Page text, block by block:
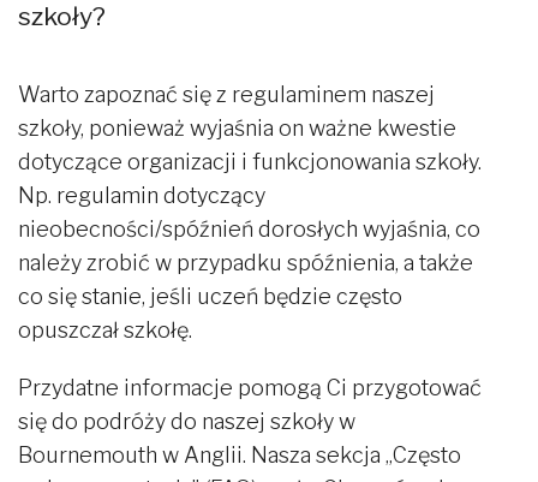
szkoły?
Warto zapoznać się z regulaminem naszej
szkoły, ponieważ wyjaśnia on ważne kwestie
dotyczące organizacji i funkcjonowania szkoły.
Np. regulamin dotyczący
nieobecności/spóźnień dorosłych wyjaśnia, co
należy zrobić w przypadku spóźnienia, a także
co się stanie, jeśli uczeń będzie często
opuszczał szkołę.
Przydatne informacje pomogą Ci przygotować
się do podróży do naszej szkoły w
Bournemouth w Anglii. Nasza sekcja „Często